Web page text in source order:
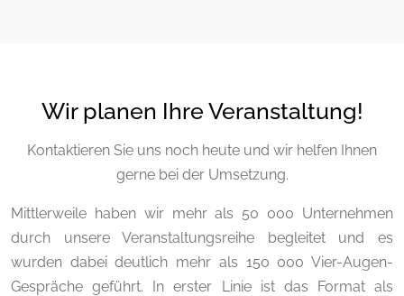
Wir planen Ihre Veranstaltung!
Kontaktieren Sie uns noch heute und wir helfen Ihnen
gerne bei der Umsetzung.
Mittlerweile haben wir mehr als 50 000 Unternehmen
durch unsere Veranstaltungsreihe begleitet und es
wurden dabei deutlich mehr als 150 000 Vier-Augen-
Gespräche geführt. In erster Linie ist das Format als